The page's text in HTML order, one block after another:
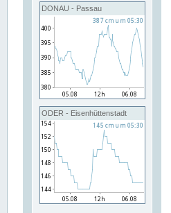
DONAU - Passau
ODER - Eisenhüttenstadt